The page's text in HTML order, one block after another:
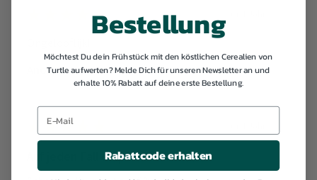
★
Anonymous
★★
Auf jeden Fall empfehlenswert!
Bestellung
Möchtest Du dein Frühstück mit den köstlichen Cerealien von
Turtle aufwerten? Melde Dich für unseren Newsletter an und
erhalte 10% Rabatt auf deine erste Bestellung.
Rabattcode erhalten